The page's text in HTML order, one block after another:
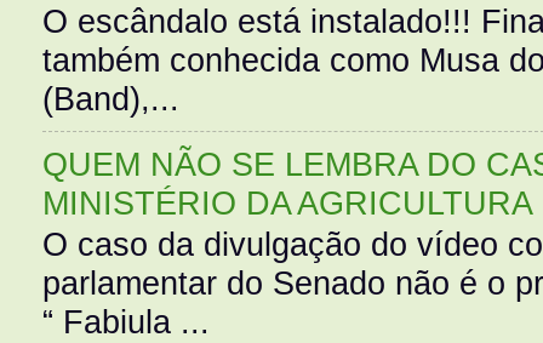
O escândalo está instalado!!!
também conhecida como Musa
(Band),...
QUEM NÃO SE LEMBRA DO
MINISTÉRIO DA AGRICULTURA
O caso da divulgação do vídeo
parlamentar do Senado não é o
“ Fabiula ...